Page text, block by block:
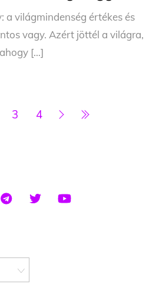
a világmindenség értékes és
vagy. Azért jöttél a világra,
[…]
3 4